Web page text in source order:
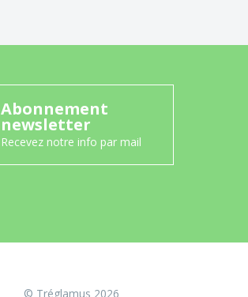
Abonnement
newsletter
Recevez notre info par mail
© Tréglamus 2026